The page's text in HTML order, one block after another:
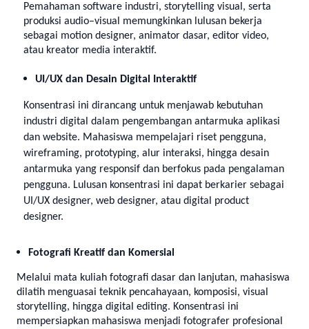
Pemahaman software industri, storytelling visual, serta
produksi audio–visual memungkinkan lulusan bekerja
sebagai motion designer, animator dasar, editor video,
atau kreator media interaktif.
UI/UX dan Desain Digital Interaktif
Konsentrasi ini dirancang untuk menjawab kebutuhan
industri digital dalam pengembangan antarmuka aplikasi
dan website. Mahasiswa mempelajari riset pengguna,
wireframing, prototyping, alur interaksi, hingga desain
antarmuka yang responsif dan berfokus pada pengalaman
pengguna. Lulusan konsentrasi ini dapat berkarier sebagai
UI/UX designer, web designer, atau digital product
designer.
Fotografi Kreatif dan Komersial
Melalui mata kuliah fotografi dasar dan lanjutan, mahasiswa
dilatih menguasai teknik pencahayaan, komposisi, visual
storytelling, hingga digital editing. Konsentrasi ini
mempersiapkan mahasiswa menjadi fotografer profesional